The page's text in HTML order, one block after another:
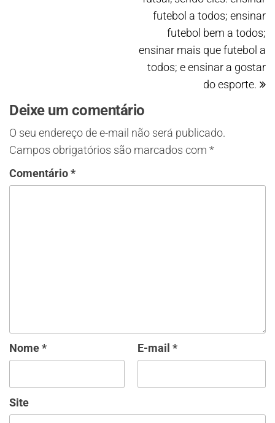
futebol a todos; ensinar
futebol bem a todos;
ensinar mais que futebol a
todos; e ensinar a gostar
do esporte.
Deixe um comentário
O seu endereço de e-mail não será publicado.
Campos obrigatórios são marcados com *
Comentário*
Nome* E-mail *
Site